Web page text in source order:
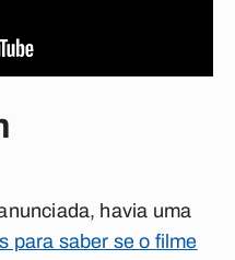
havia uma
para saber se o filme